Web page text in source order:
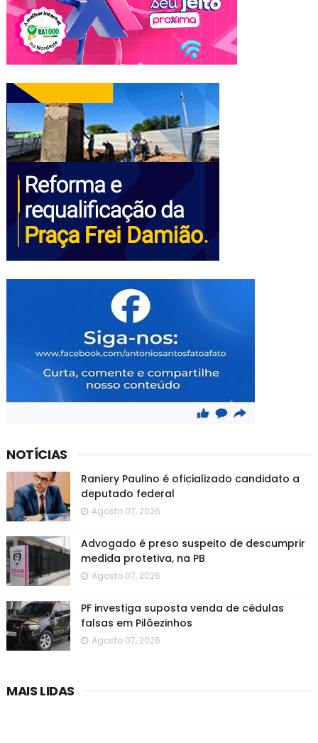
NOTÍCIAS
Raniery Paulino é oficializado candidato a
deputado federal
Agosto 07, 2026
Advogado é preso suspeito de descumprir
medida protetiva, na PB
Agosto 07, 2026
PF investiga suposta venda de cédulas
falsas em Pilõezinhos
Agosto 07, 2026
MAIS LIDAS